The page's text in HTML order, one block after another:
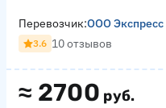
≈ 2700 руб.
Перевозчик:ООО
3.6 10 отзывов